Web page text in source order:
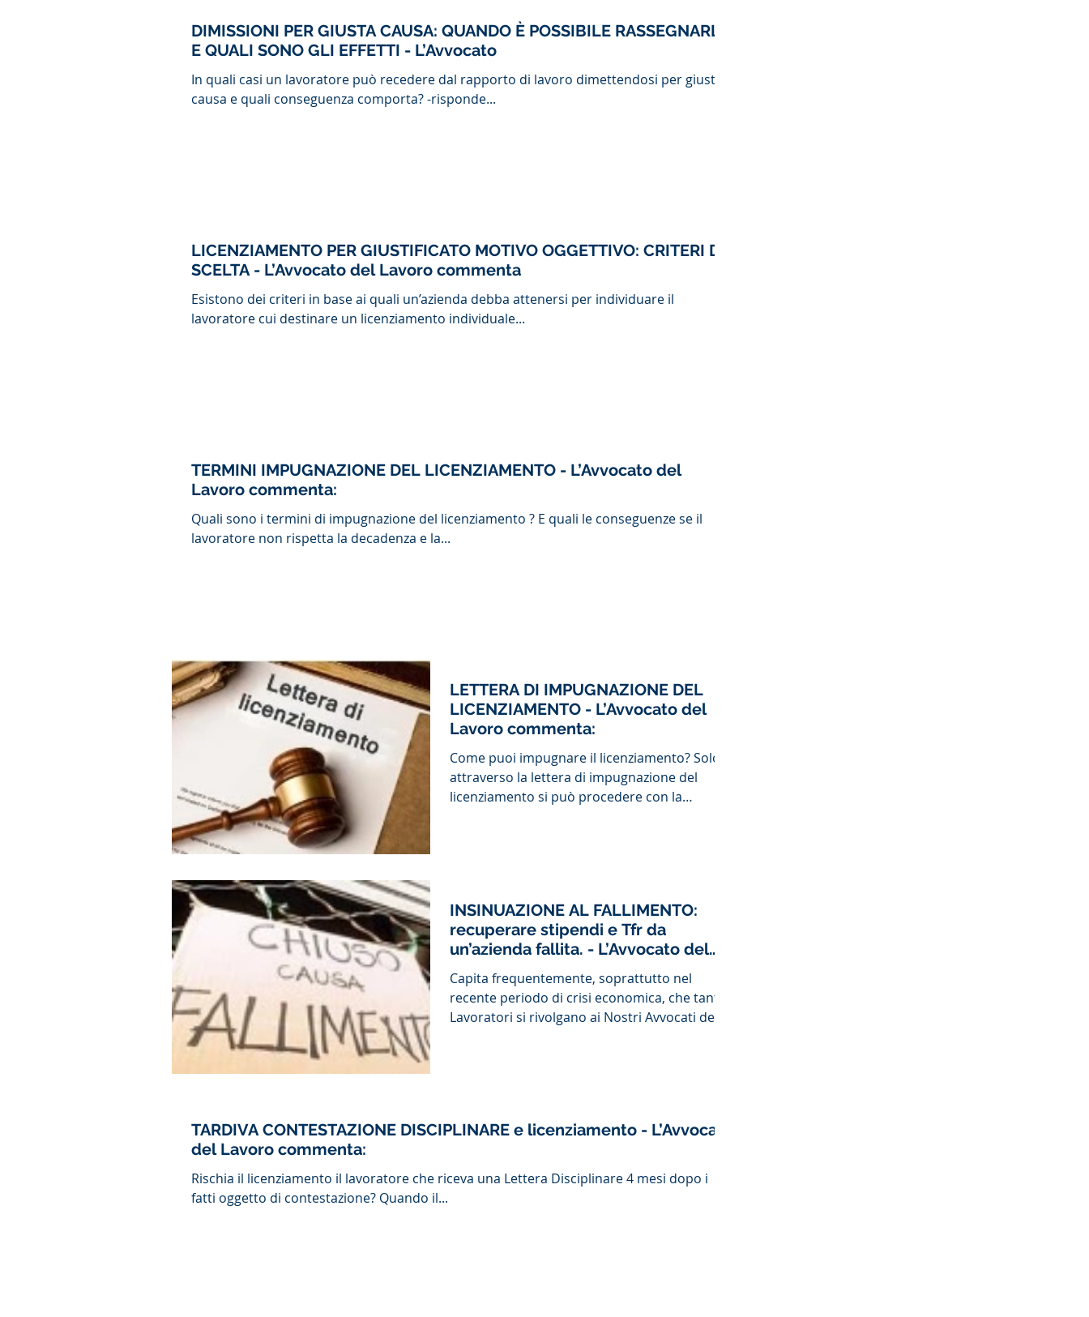
DIMISSIONI PER GIUSTA CAUSA: QUANDO È POSSIBILE RASSEGNARLE
E QUALI SONO GLI EFFETTI - L’Avvocato
In quali casi un lavoratore può recedere dal rapporto di lavoro dimettendosi per giusta
causa e quali conseguenza comporta? -risponde...
LICENZIAMENTO PER GIUSTIFICATO MOTIVO OGGETTIVO: CRITERI DI
SCELTA - L’Avvocato del Lavoro commenta
Esistono dei criteri in base ai quali un’azienda debba attenersi per individuare il
lavoratore cui destinare un licenziamento individuale...
TERMINI IMPUGNAZIONE DEL LICENZIAMENTO - L’Avvocato del
Lavoro commenta:
Quali sono i termini di impugnazione del licenziamento ? E quali le conseguenze se il
lavoratore non rispetta la decadenza e la...
LETTERA DI IMPUGNAZIONE DEL
LICENZIAMENTO - L’Avvocato del
Lavoro commenta:
Come puoi impugnare il licenziamento? Solo
attraverso la lettera di impugnazione del
licenziamento si può procedere con la
INSINUAZIONE AL FALLIMENTO:
recuperare stipendi e Tfr da
un’azienda fallita. - L’Avvocato del
Capita frequentemente, soprattutto nel
recente periodo di crisi economica, che tanti
Lavoratori si rivolgano ai Nostri Avvocati del...
TARDIVA CONTESTAZIONE DISCIPLINARE e licenziamento - L’Avvocato
del Lavoro commenta:
Rischia il licenziamento il lavoratore che riceva una Lettera Disciplinare 4 mesi dopo i
fatti oggetto di contestazione? Quando il...